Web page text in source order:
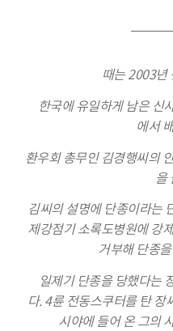
때는 2003년
한국에 유일하게 남은 신
에서
환우회 총무인 김경행씨의
을
김씨의 설명에 단종이라는
제강점기 소록도병원에 강
거부해 단종
일제기 단종을 당했다는
다. 4륜 전동스쿠터를 탄 장
시야에 들어 온 그의